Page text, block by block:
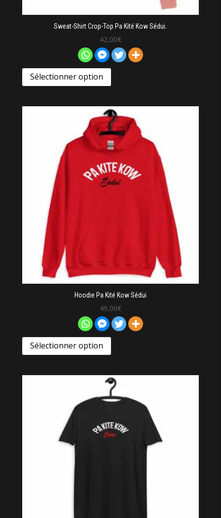
Sweat-Shirt Crop-Top Pa Kité Kow Sédui.
42,00€
Sélectionner option
Hoodie Pa Kité Kow Sédui
49,00€
Sélectionner option